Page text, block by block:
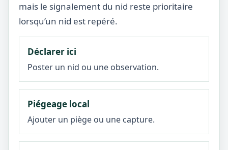
mais le signalement du nid reste prioritaire
lorsqu’un nid est repéré.
Déclarer ici
Poster un nid ou une observation.
Piégeage local
Ajouter un piège ou une capture.